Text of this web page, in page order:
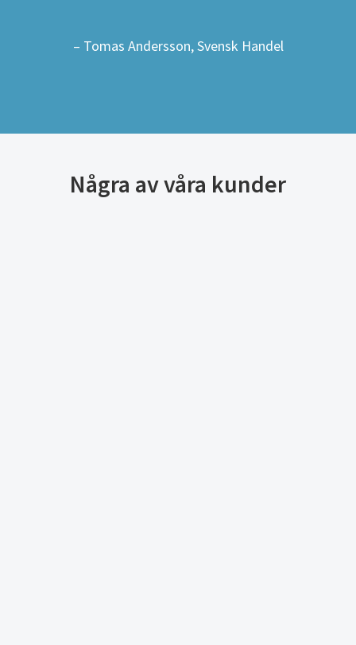
– Tomas Andersson, Svensk Handel
Några av våra kunder